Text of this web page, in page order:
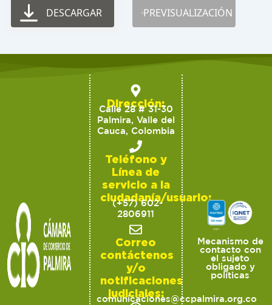
DESCARGAR PREVISUALIZACIÓN
Dirección:
Calle 28 # 31-30
Palmira, Valle del
Cauca, Colombia
Teléfono y
Línea de
servicio a la
ciudadanía/usuario:
(+57) 602-
2806911
Correo
contáctenos
y/o
notificaciones
judiciales:
comunicaciones@ccpalmira.org.co
Mecanismo de
contacto con
el sujeto
obligado y
políticas